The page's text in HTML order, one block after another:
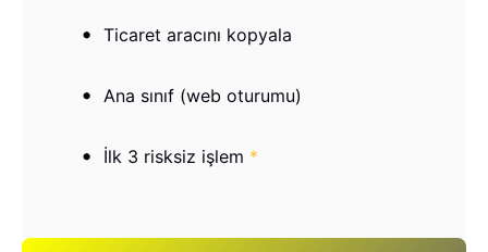
Ticaret aracını kopyala
Ana sınıf (web oturumu)
İlk 3 risksiz işlem *